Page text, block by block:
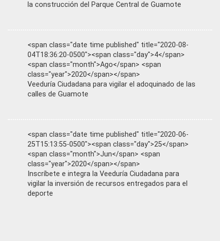
la construcción del Parque Central de Guamote
<span class="date time published" title="2020-08-
04T18:36:20-0500"><span class="day">4</span>
<span class="month">Ago</span> <span
class="year">2020</span></span>
Veeduría Ciudadana para vigilar el adoquinado de las
calles de Guamote
<span class="date time published" title="2020-06-
25T15:13:55-0500"><span class="day">25</span>
<span class="month">Jun</span> <span
class="year">2020</span></span>
Inscríbete e integra la Veeduría Ciudadana para
vigilar la inversión de recursos entregados para el
deporte